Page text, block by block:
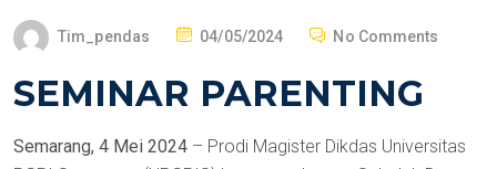
Tim_pendas 04/05/2024 No Comments
SEMINAR PARENTING
Semarang, 4 Mei 2024 – Prodi Magister Dikdas Universitas